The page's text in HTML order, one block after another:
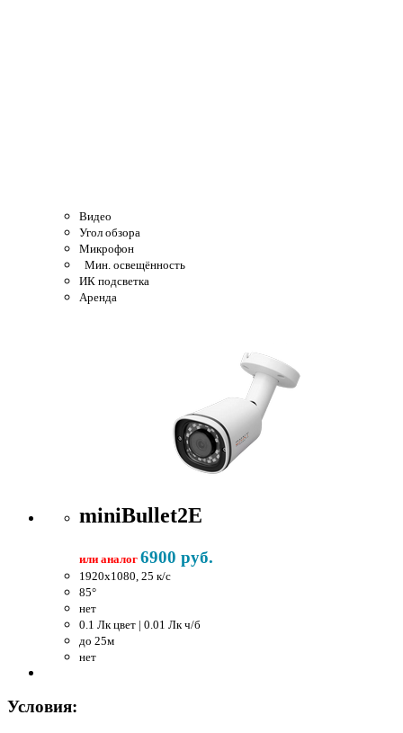
Видео
Угол обзора
Микрофон
Мин. освещённость
ИК подсветка
Аренда
miniBullet2E
или аналог 6900 руб.
1920x1080, 25 к/c
85°
нет
0.1 Лк цвет | 0.01 Лк ч/б
до 25м
нет
Условия: